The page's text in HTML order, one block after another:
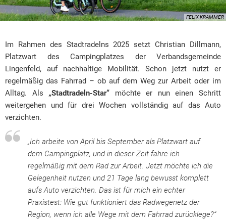
FELIX KRAMMER
Im Rahmen des Stadtradelns 2025 setzt Christian Dillmann,
Platzwart des Campingplatzes der Verbandsgemeinde
Lingenfeld, auf nachhaltige Mobilität. Schon jetzt nutzt er
regelmäßig das Fahrrad – ob auf dem Weg zur Arbeit oder im
Alltag. Als „Stadtradeln-Star“ möchte er nun einen Schritt
weitergehen und für drei Wochen vollständig auf das Auto
verzichten.
„Ich arbeite von April bis September als Platzwart auf
dem Campingplatz, und in dieser Zeit fahre ich
regelmäßig mit dem Rad zur Arbeit. Jetzt möchte ich die
Gelegenheit nutzen und 21 Tage lang bewusst komplett
aufs Auto verzichten. Das ist für mich ein echter
Praxistest: Wie gut funktioniert das Radwegenetz der
Region, wenn ich alle Wege mit dem Fahrrad zurücklege?“